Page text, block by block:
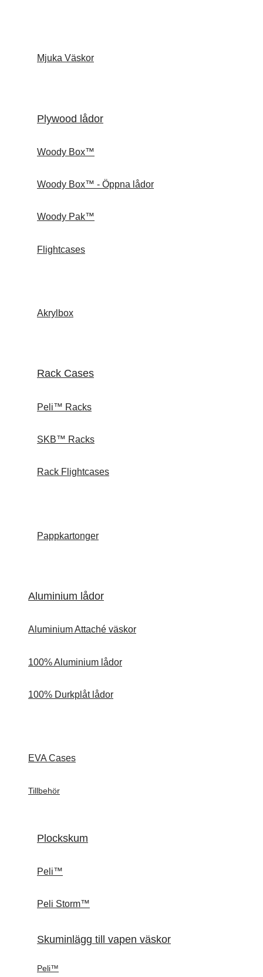
Mjuka Väskor
Plywood lådor
Woody Box™
Woody Box™ - Öppna lådor
Woody Pak™
Flightcases
Akrylbox
Rack Cases
Peli™ Racks
SKB™ Racks
Rack Flightcases
Pappkartonger
Aluminium lådor
Aluminium Attaché väskor
100% Aluminium lådor
100% Durkplåt lådor
EVA Cases
Tillbehör
Plockskum
Peli™
Peli Storm™
Skuminlägg till vapen väskor
Peli™